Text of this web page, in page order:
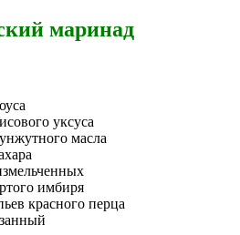
маринад
уксуса
масла
имбиря
красного перца